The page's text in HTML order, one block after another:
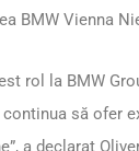
BMW Vienna
rol la BMW
să ofer
a declarat